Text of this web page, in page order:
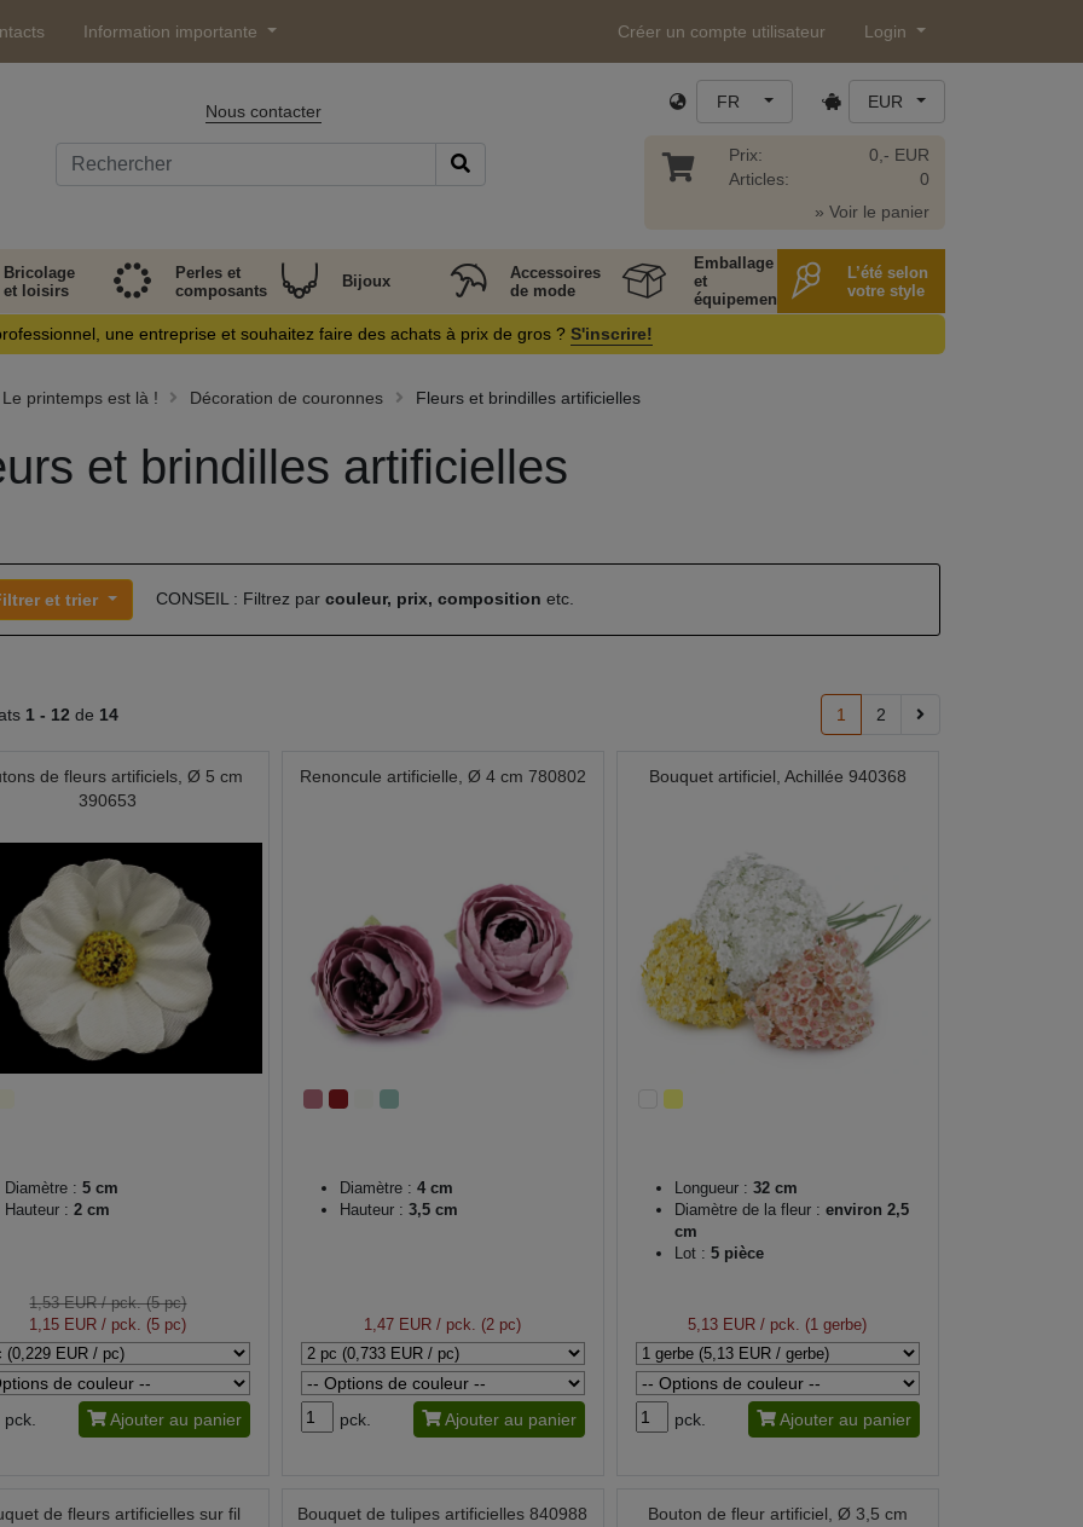
Information importante Créer un compte utilisateur Login
Nous contacter FR EUR
Prix:
Articles:
0,- EUR
0
» Voir le panier
Bricolage
et loisirs
Perles et
composants
Bijoux
Accessoires
de mode
Emballage
et
équipement
L’été selon
votre style
une entreprise et souhaitez faire des achats à prix de gros ? S'inscrire!
Le printemps est là ! Décoration de couronnes Fleurs et brindilles artificielles
et brindilles artificielles
et trier CONSEIL : Filtrez par couleur, prix, composition etc.
1 - 12 de 14 1 2
de fleurs artificiels, Ø 5 cm
390653
Diamètre : 5 cm
Hauteur : 2 cm
1,53 EUR/ pck. (5 pc)
1,15 EUR / pck. (5 pc)
pck. Ajouter au panier
Renoncule artificielle, Ø 4 cm 780802
Diamètre : 4 cm
Hauteur : 3,5 cm
1,47 EUR / pck. (2 pc)
pck. Ajouter au panier
Bouquet artificiel, Achillée 940368
Longueur : 32 cm
Diamètre de la fleur : environ 2,5
cm
Lot : 5 pièce
5,13 EUR / pck. (1 gerbe)
pck. Ajouter au panier
de fleurs artificielles sur fil
Bouquet de tulipes artificielles 840988
Bouton de fleur artificiel, Ø 3,5 cm